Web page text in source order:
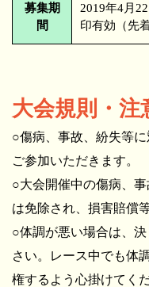
募集期
間
2019年4月
印有効（先
大会規則・注
○傷病、事故、紛失等
ご参加いただきます。
○大会開催中の傷病、
は免除され、損害賠償
○体調が悪い場合は、
さい。レース中でも体
権するよう心掛けてく